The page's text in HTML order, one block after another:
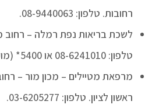
רחובות. טלפון: 08-9440063.
טלפון: 08-6241010 או 5400* (מוקד קול הבריאות)
ראשון לציון. טלפון: 03-6205277.